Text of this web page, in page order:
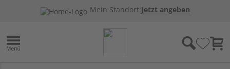
Mein Standort:Jetzt angeben